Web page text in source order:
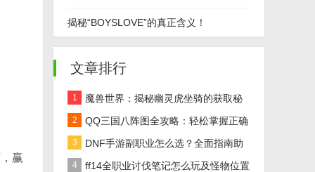
赢
揭秘“BOYSLOVE”的真正含义！
文章排行
1
魔兽世界：揭秘幽灵虎坐骑的获取秘
籍！
2
QQ三国八阵图全攻略：轻松掌握正确
路线
3
DNF手游副职业怎么选？全面指南助
你做出最佳决策！
4
ff14全职业讨伐笔记怎么玩及怪物位置